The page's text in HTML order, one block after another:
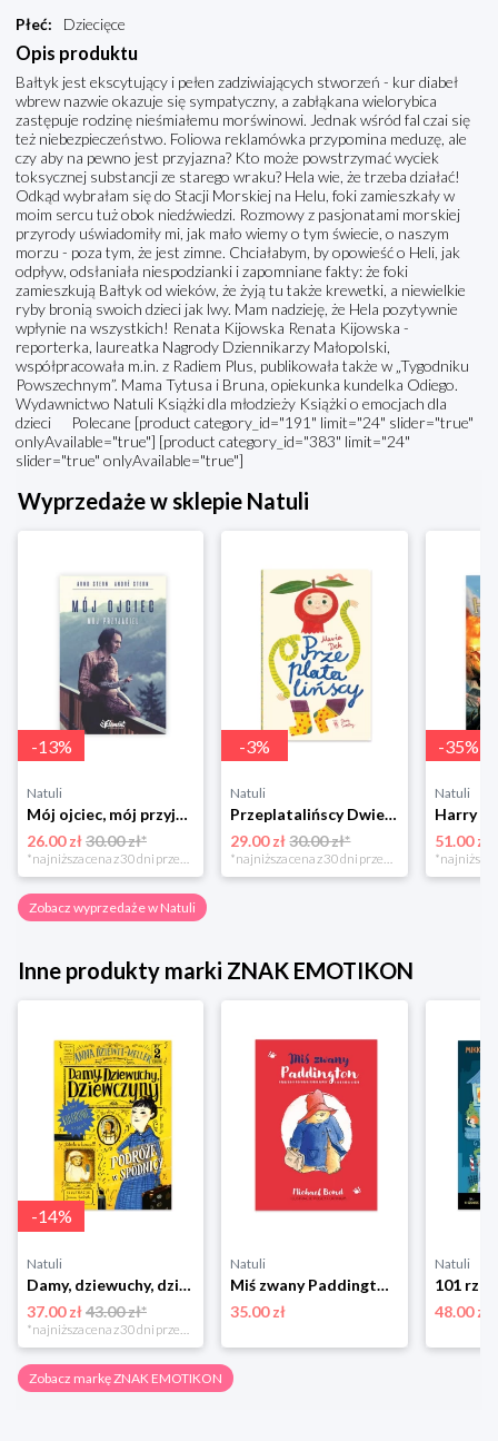
Płeć: Dziecięce
Opis produktu
Bałtyk jest ekscytujący i pełen zadziwiających stworzeń - kur diabeł
wbrew nazwie okazuje się sympatyczny, a zabłąkana wielorybica
zastępuje rodzinę nieśmiałemu morświnowi. Jednak wśród fal czai się
też niebezpieczeństwo. Foliowa reklamówka przypomina meduzę, ale
czy aby na pewno jest przyjazna? Kto może powstrzymać wyciek
toksycznej substancji ze starego wraku? Hela wie, że trzeba działać!
Odkąd wybrałam się do Stacji Morskiej na Helu, foki zamieszkały w
moim sercu tuż obok niedźwiedzi. Rozmowy z pasjonatami morskiej
przyrody uświadomiły mi, jak mało wiemy o tym świecie, o naszym
morzu - poza tym, że jest zimne. Chciałabym, by opowieść o Heli, jak
odpływ, odsłaniała niespodzianki i zapomniane fakty: że foki
zamieszkują Bałtyk od wieków, że żyją tu także krewetki, a niewielkie
ryby bronią swoich dzieci jak lwy. Mam nadzieję, że Hela pozytywnie
wpłynie na wszystkich! Renata Kijowska Renata Kijowska -
reporterka, laureatka Nagrody Dziennikarzy Małopolski,
współpracowała m.in. z Radiem Plus, publikowała także w „Tygodniku
Powszechnym”. Mama Tytusa i Bruna, opiekunka kundelka Odiego.
Wydawnictwo Natuli Książki dla młodzieży Książki o emocjach dla
dzieci Polecane [product category_id="191" limit="24" slider="true"
onlyAvailable="true"] [product category_id="383" limit="24"
slider="true" onlyAvailable="true"]
Wyprzedaże w sklepie Natuli
-13%
Natuli
Mój ojciec, mój przyjaciel Element
26.00 zł30.00 zł*
*najniższa cena z 30 dni przed obniżką
-3%
Natuli
Przeplatalińscy Dwie siostry
29.00 zł 30.00 zł*
*najniższa cena z 30 dni przed obniżką
-35%
Natuli
51.00 zł
Zobacz wyprzedaże w Natuli
Inne produkty marki ZNAK EMOTIKON
-14%
Natuli
Damy, dziewuchy, dziewczyny. Podróże w spódnicy Znak emotikon
37.00 zł43.00 zł*
Natuli
Miś zwany Paddington Znak emotikon
35.00 zł
Natuli
48.00 zł
Zobacz markę ZNAK EMOTIKON